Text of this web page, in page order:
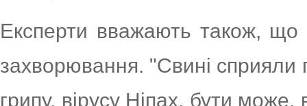
Експерти вважають також, що
захворювання. "Свині
грипу, вірусу Ніпах, бути